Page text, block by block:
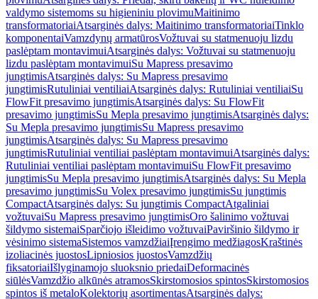
valdymo sistemoms su higieniniu plovimuMaitinimo
transformatoriaiAtsarginės dalys: Maitinimo transformatoriaiTinklo
komponentaiVamzdynų armatūrosVožtuvai su statmenuoju lizdu
paslėptam montavimuiAtsarginės dalys: Vožtuvai su statmenuoju
lizdu paslėptam montavimuiSu Mapress presavimo
jungtimisAtsarginės dalys: Su Mapress presavimo
jungtimisRutuliniai ventiliaiAtsarginės dalys: Rutuliniai ventiliaiSu
FlowFit presavimo jungtimisAtsarginės dalys: Su FlowFit
presavimo jungtimisSu Mepla presavimo jungtimisAtsarginės dalys:
Su Mepla presavimo jungtimisSu Mapress presavimo
jungtimisAtsarginės dalys: Su Mapress presavimo
jungtimisRutuliniai ventiliai paslėptam montavimuiAtsarginės dalys:
Rutuliniai ventiliai paslėptam montavimuiSu FlowFit presavimo
jungtimisSu Mepla presavimo jungtimisAtsarginės dalys: Su Mepla
presavimo jungtimisSu Volex presavimo jungtimisSu jungtimis
CompactAtsarginės dalys: Su jungtimis CompactAtgaliniai
vožtuvaiSu Mapress presavimo jungtimisOro šalinimo vožtuvai
šildymo sistemaiSparčiojo išleidimo vožtuvaiPaviršinio šildymo ir
vėsinimo sistemaSistemos vamzdžiaiĮrengimo medžiagosKraštinės
izoliacinės juostosLipniosios juostosVamzdžių
fiksatoriaiIšlyginamojo sluoksnio priedaiDeformacinės
siūlėsVamzdžio alkūnės atramosSkirstomosios spintosSkirstomosios
spintos iš metaloKolektorių asortimentasAtsarginės dalys: